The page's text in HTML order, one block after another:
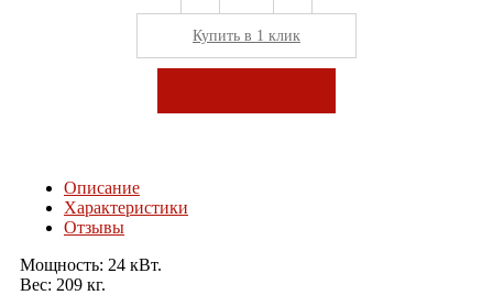
Купить в 1 клик
Описание
Характеристики
Отзывы
Мощность: 24 кВт.
Вес: 209 кг.